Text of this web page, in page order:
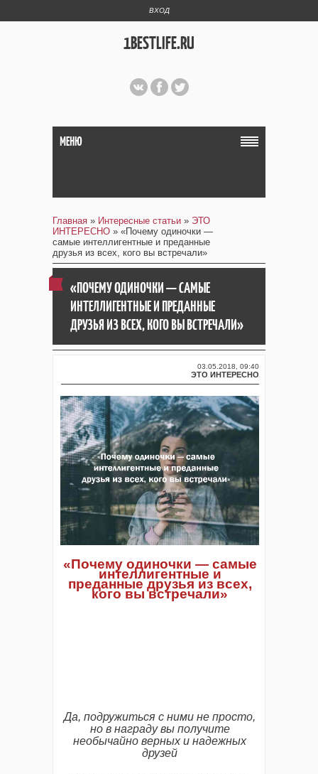
ВХОД
1BESTLIFE.RU
МЕНЮ
Главная » Интересные статьи » ЭТО
ИНТЕРЕСНО » «Почему одиночки —
самые интеллигентные и преданные
друзья из всех, кого вы встречали»
«ПОЧЕМУ ОДИНОЧКИ — САМЫЕ
ИНТЕЛЛИГЕНТНЫЕ И ПРЕДАННЫЕ
ДРУЗЬЯ ИЗ ВСЕХ, КОГО ВЫ ВСТРЕЧАЛИ»
03.05.2018, 09:40
ЭТО ИНТЕРЕСНО
«Почему одиночки — самые
интеллигентные и
преданные друзья из всех,
кого вы встречали»
Да, подружиться с ними не просто,
но в награду вы получите
необычайно верных и надежных
друзей